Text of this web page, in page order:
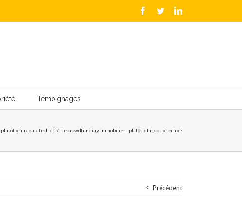
Facebook
TwitterLinkedIn
Témoignages
« fin » ou « tech » ? / Le crowdfunding immobilier : plutôt « fin » ou « tech » ?
Précédent